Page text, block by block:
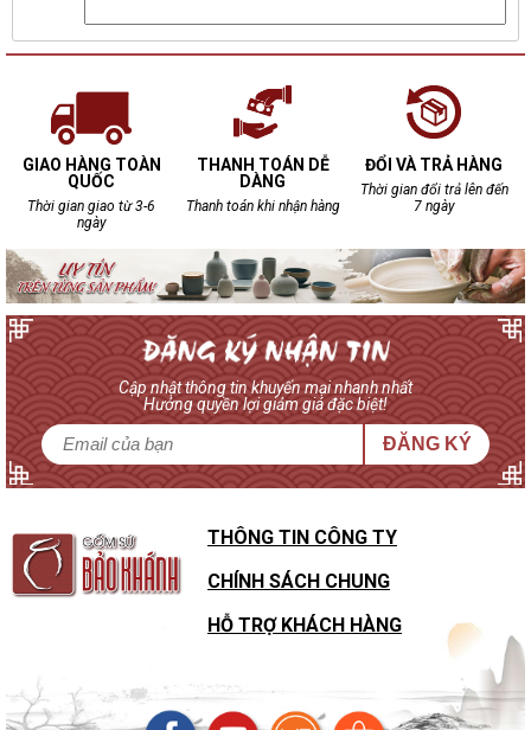
GIAO HÀNG TOÀN
QUỐC
Thời gian giao từ 3-6
ngày
THANH TOÁN DỄ
DÀNG
Thanh toán khi nhận hàng
ĐỔI VÀ TRẢ HÀNG
Thời gian đổi trả lên đến
7 ngày
Cập nhật thông tin khuyến mại nhanh nhất
Hưởng quyền lợi giảm giá đặc biệt!
ĐĂNG KÝ
THÔNG TIN CÔNG TY
CHÍNH SÁCH CHUNG
HỖ TRỢ KHÁCH HÀNG